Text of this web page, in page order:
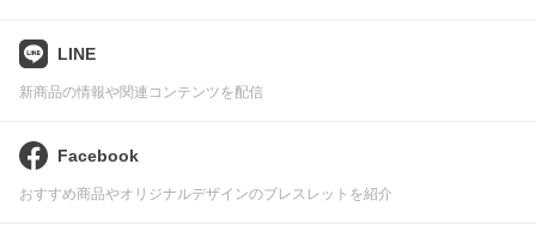
LINE
新商品の情報や関連コンテンツを配信
Facebook
おすすめ商品やオリジナルデザインのブレスレットを紹介